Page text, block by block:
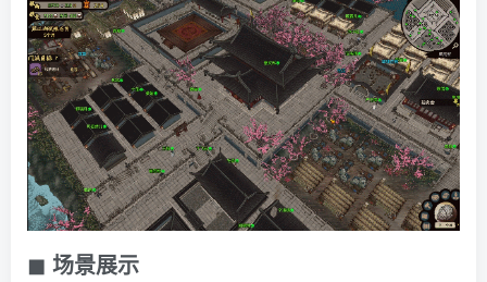
◼ 场景展示